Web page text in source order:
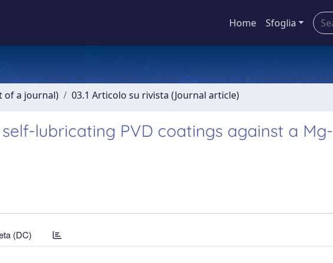
Home Sfoglia
of a journal) 03.1 Articolo su rivista (Journal article)
lubricating PVD coatings against a Mg-
(DC)